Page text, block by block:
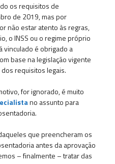
os requisitos de
de 2019, mas por
não estar atento às regras,
o INSS ou o regime próprio
vinculado é obrigado a
base na legislação vigente
requisitos legais.
for ignorado, é muito
no assunto para
que preencheram os
antes da aprovação
– finalmente – tratar das